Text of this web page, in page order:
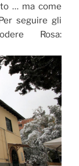
… ma come
seguire gli
Rosa: